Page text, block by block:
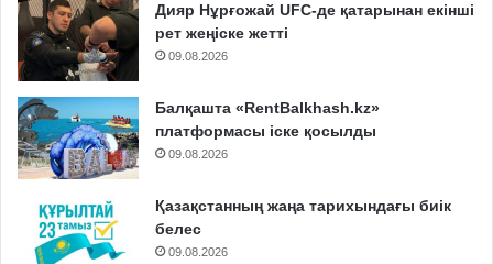
Дияр Нұрғожай UFC-де қатарынан екінші
рет жеңіске жетті
09.08.2026
Балқашта «RentBalkhash.kz»
платформасы іске қосылды
09.08.2026
Қазақстанның жаңа тарихындағы биік
белес
09.08.2026